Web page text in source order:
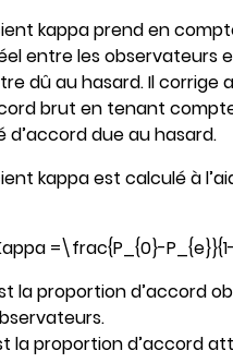
kappa prend en
entre les observateurs
dû au hasard. Il corrige
brut en tenant
d’accord due au hasard.
kappa est calculé à
=\frac{P_{0}-
la proportion d’accord
la proportion d’accord